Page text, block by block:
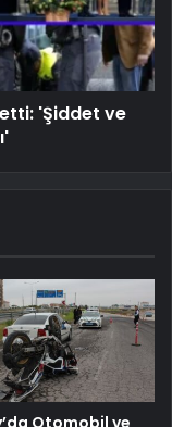
'Şiddet ve
Otomobil ve